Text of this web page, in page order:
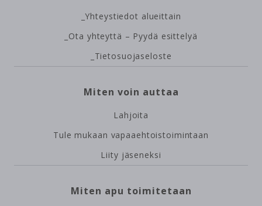
_Yhteystiedot alueittain
_Ota yhteyttä – Pyydä esittelyä
_Tietosuojaseloste
Miten voin auttaa
Lahjoita
Tule mukaan vapaaehtoistoimintaan
Liity jäseneksi
Miten apu toimitetaan